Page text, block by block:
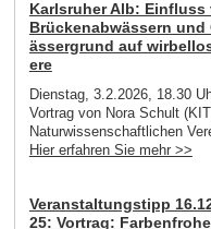
Karlsruher Alb: Einfluss
Brückenabwässern und
ässergrund auf
ere
Dienstag, 3.2.2026, 18.30
Vortrag von Nora Schult
Naturwissenschaftlichen
Hier erfahren Sie mehr >>
Veranstaltungstipp
25: Vortrag: